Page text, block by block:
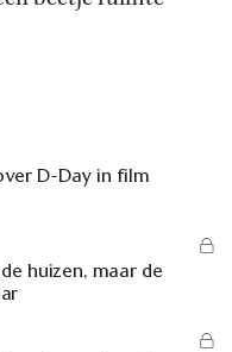
D-Day in film
huizen, maar de